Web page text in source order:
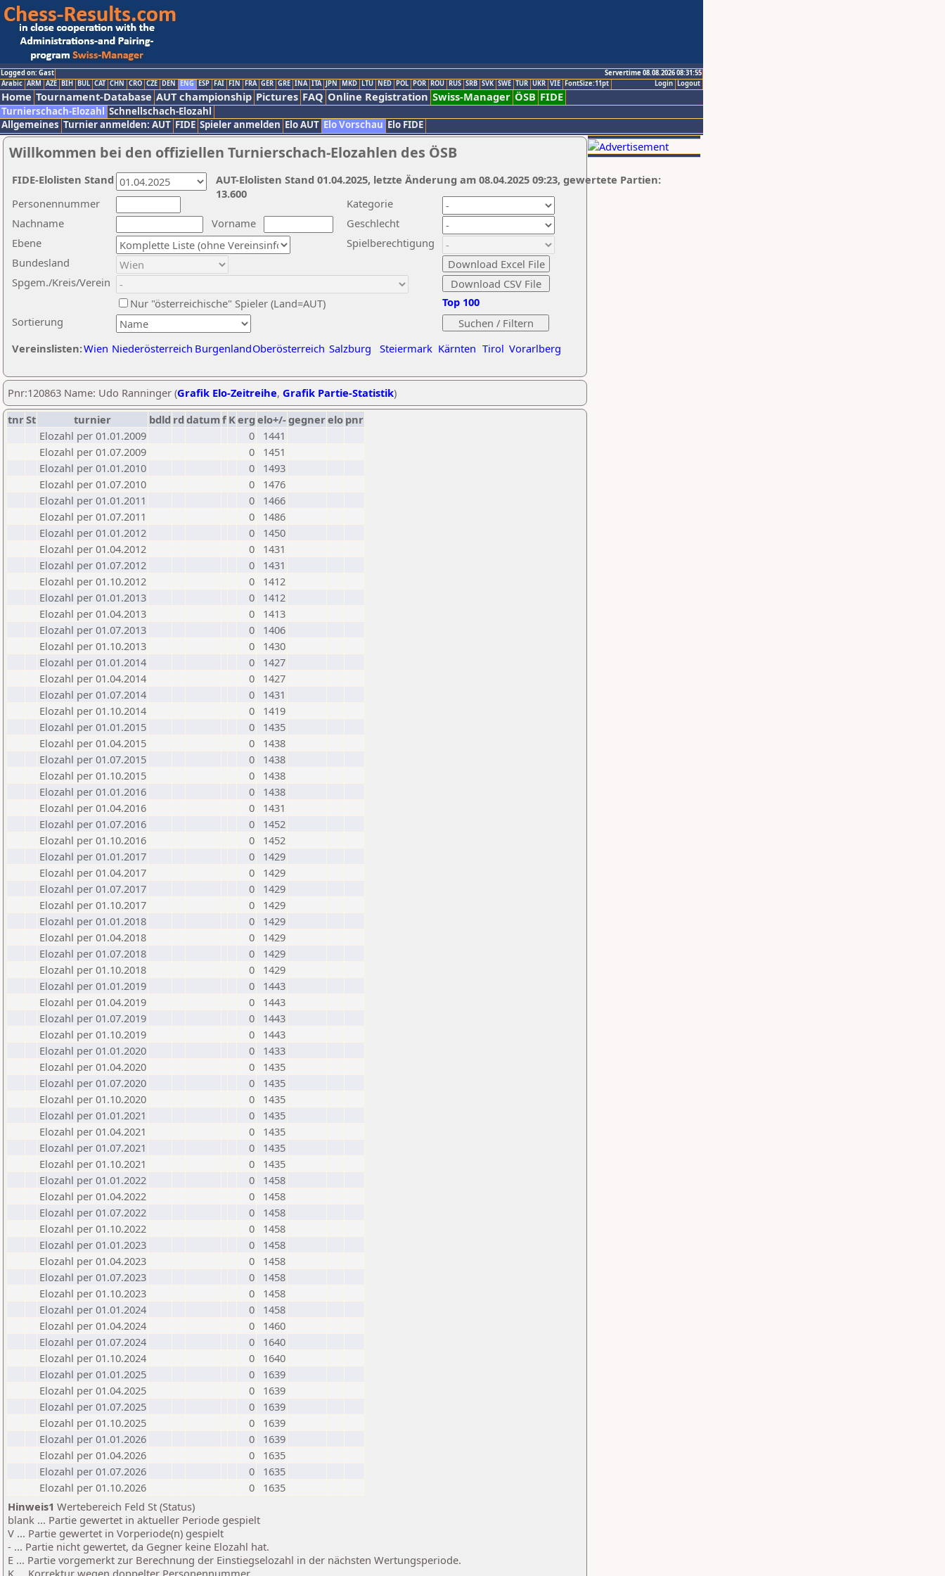
Logged on: Gast
Servertime 08.08.2026 08:31:55
Logout
Login
Arabic ARM AZE BIH BUL CAT CHN CRO CZE DEN ENG ESP FAI FIN FRA GER GRE INA ITA JPN MKD LTU NED POL POR ROU RUS SRB SVK SWE TUR UKR VIE FontSize:11pt
Home Tournament-Database AUT championship Pictures FAQ Online Registration Swiss-Manager ÖSB FIDE
Turnierschach-Elozahl Schnellschach-Elozahl
Allgemeines Turnier anmelden: AUT FIDE Spieler anmelden Elo AUT Elo Vorschau Elo FIDE
Willkommen bei den offiziellen Turnierschach-Elozahlen des ÖSB
Nachname
Vorname
Ebene
Kategorie
Sortierung
Personennummer
Bundesland
Spgem./Kreis/Verein
Geschlecht
Nur "österreichische" Spieler (Land=AUT)
Spielberechtigung
Vereinslisten:Wien Niederösterreich BurgenlandOberösterreich Salzburg Steiermark Kärnten Tirol Vorarlberg
Top 100
AUT-Elolisten Stand 01.04.2025, letzte Änderung am 08.04.2025 09:23, gewertete Partien:
13.600
FIDE-Elolisten Stand
Pnr:120863 Name: Udo Ranninger (Grafik Elo-Zeitreihe, Grafik Partie-Statistik)
tnrSt turnier bdld rd datumf Kerg elo+/-gegnerelo pnr
Elozahl per 01.01.2009
0
1441
Elozahl per 01.07.2009
0
1451
Elozahl per 01.01.2010
0
1493
Elozahl per 01.07.2010
0
1476
Elozahl per 01.01.2011
0
1466
Elozahl per 01.07.2011
0
1486
Elozahl per 01.01.2012
0
1450
Elozahl per 01.04.2012
0
1431
Elozahl per 01.07.2012
0
1431
Elozahl per 01.10.2012
0
1412
Elozahl per 01.01.2013
0
1412
Elozahl per 01.04.2013
0
1413
Elozahl per 01.07.2013
0
1406
Elozahl per 01.10.2013
0
1430
Elozahl per 01.01.2014
0
1427
Elozahl per 01.04.2014
0
1427
Elozahl per 01.07.2014
0
1431
Elozahl per 01.10.2014
0
1419
Elozahl per 01.01.2015
0
1435
Elozahl per 01.04.2015
0
1438
Elozahl per 01.07.2015
0
1438
Elozahl per 01.10.2015
0
1438
Elozahl per 01.01.2016
0
1438
Elozahl per 01.04.2016
0
1431
Elozahl per 01.07.2016
0
1452
Elozahl per 01.10.2016
0
1452
Elozahl per 01.01.2017
0
1429
Elozahl per 01.04.2017
0
1429
Elozahl per 01.07.2017
0
1429
Elozahl per 01.10.2017
0
1429
Elozahl per 01.01.2018
0
1429
Elozahl per 01.04.2018
0
1429
Elozahl per 01.07.2018
0
1429
Elozahl per 01.10.2018
0
1429
Elozahl per 01.01.2019
0
1443
Elozahl per 01.04.2019
0
1443
Elozahl per 01.07.2019
0
1443
Elozahl per 01.10.2019
0
1443
Elozahl per 01.01.2020
0
1433
Elozahl per 01.04.2020
0
1435
Elozahl per 01.07.2020
0
1435
Elozahl per 01.10.2020
0
1435
Elozahl per 01.01.2021
0
1435
Elozahl per 01.04.2021
0
1435
Elozahl per 01.07.2021
0
1435
Elozahl per 01.10.2021
0
1435
Elozahl per 01.01.2022
0
1458
Elozahl per 01.04.2022
0
1458
Elozahl per 01.07.2022
0
1458
Elozahl per 01.10.2022
0
1458
Elozahl per 01.01.2023
0
1458
Elozahl per 01.04.2023
0
1458
Elozahl per 01.07.2023
0
1458
Elozahl per 01.10.2023
0
1458
Elozahl per 01.01.2024
0
1458
Elozahl per 01.04.2024
0
1460
Elozahl per 01.07.2024
0
1640
Elozahl per 01.10.2024
0
1640
Elozahl per 01.01.2025
0
1639
Elozahl per 01.04.2025
0
1639
Elozahl per 01.07.2025
0
1639
Elozahl per 01.10.2025
0
1639
Elozahl per 01.01.2026
0
1639
Elozahl per 01.04.2026
0
1635
Elozahl per 01.07.2026
0
1635
Elozahl per 01.10.2026
0
1635
Hinweis1 Wertebereich Feld St (Status)
blank ... Partie gewertet in aktueller Periode gespielt
V ... Partie gewertet in Vorperiode(n) gespielt
- ... Partie nicht gewertet, da Gegner keine Elozahl hat.
E ... Partie vorgemerkt zur Berechnung der Einstiegselozahl in der nächsten Wertungsperiode.
K ... Korrektur wegen doppelter Personennummer.